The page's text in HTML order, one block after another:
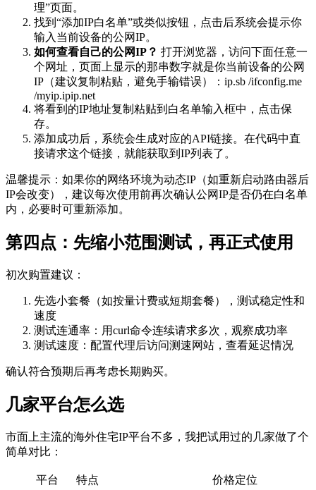
理”页面。
找到“添加IP白名单”或类似按钮，点击后系统会提示你
输入当前设备的公网IP。
如何查看自己的公网IP？ 打开浏览器，访问下面任意一
个网址，页面上显示的那串数字就是你当前设备的公网
IP（建议复制粘贴，避免手输错误）：ip.sb /ifconfig.me
/myip.ipip.net
将看到的IP地址复制粘贴到白名单输入框中，点击保
存。
添加成功后，系统会生成对应的API链接。在代码中直
接请求这个链接，就能获取到IP列表了。
温馨提示：如果你的网络环境为动态IP（如重新启动路由器后
IP会改变），建议每次使用前再次确认公网IP是否仍在白名单
内，必要时可重新添加。
第四点：先缩小范围测试，再正式使用
初次购置建议：
先选小套餐（如按量计费或短期套餐），测试稳定性和
速度
测试连通率：用curl命令连续请求多次，观察成功率
测试速度：配置代理后访问测速网站，查看延迟情况
确认符合预期后再考虑长期购买。
几家平台怎么选
市面上主流的海外住宅IP平台不多，我把试用过的几家做了个
简单对比：
平台 特点 价格定位